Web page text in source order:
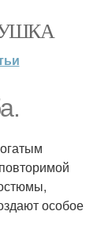
особое